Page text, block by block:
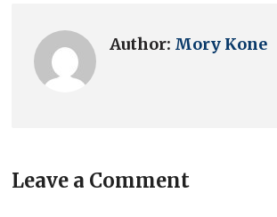
Author: Mory Kone
Leave a Comment